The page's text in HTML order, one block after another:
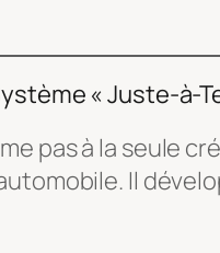
« Juste-à-
pas à la seule
Il